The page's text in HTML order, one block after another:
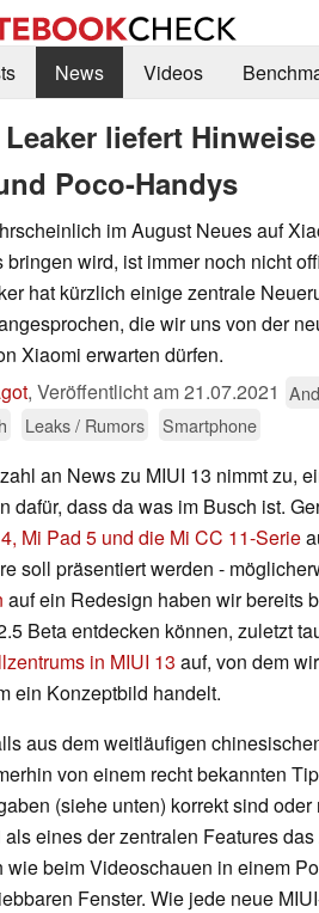
News Videos
Leaker liefert
Poco-Handys
im August Neues auf
bringen wird, ist immer noch nicht
hat kürzlich einige zentrale
die wir uns von der
Xiaomi erwarten dürfen.
, Veröffentlicht am21.07.2021
Leaks / Rumors Smartphone
an News zu MIUI 13 nimmt zu,
dafür, dass da was im Busch ist.
Mi Pad 5 und die Mi CC 11-Serie
soll präsentiert werden -
auf ein Redesign haben wir bereits
Beta entdecken können, zuletzt
in MIUI 13 auf, von dem
ein Konzeptbild handelt.
aus dem weitläufigen
von einem recht bekannten
(siehe unten) korrekt sind
eines der zentralen Features
wie beim Videoschauen in einem
Fenster. Wie jede neue